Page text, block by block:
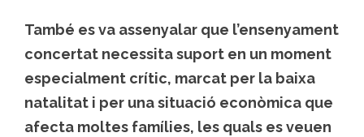
També es va assenyalar que l’ensenyament
concertat necessita suport en un moment
especialment crític, marcat per la baixa
natalitat i per una situació econòmica que
afecta moltes famílies, les quals es veuen